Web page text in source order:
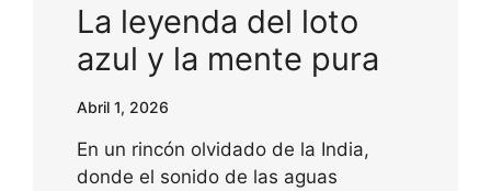
La leyenda del loto
azul y la mente pura
Abril 1, 2026
En un rincón olvidado de la India,
donde el sonido de las aguas